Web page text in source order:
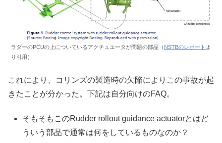
ラダーのPCUの上についているアクチュエータが問題の部品（ NSTBのレポート よ
り引用）
これにより、コリンズの製造時の欠陥によりこの事故が起
きたことが分かった。下記は自分向けのFAQ。
そもそもこのRudder rollout guidance actuatorとはど
ういう部品で通常は何をしているものなのか？